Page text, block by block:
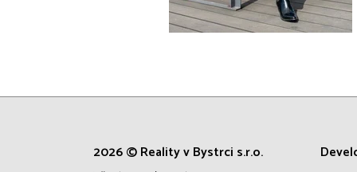
2026 © Reality v Bystrci s.r.o.